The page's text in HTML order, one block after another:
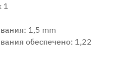
1
1,5 mm
обеспечено: 1,22
Оформить заказ